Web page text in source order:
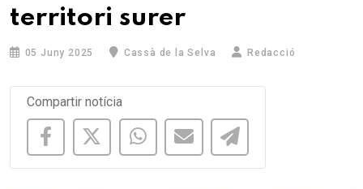
territori surer
05 Juny 2025 Cassà de la Selva Redacció
Compartir notícia